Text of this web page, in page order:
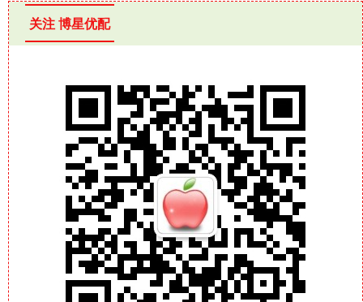
关注 博星优配